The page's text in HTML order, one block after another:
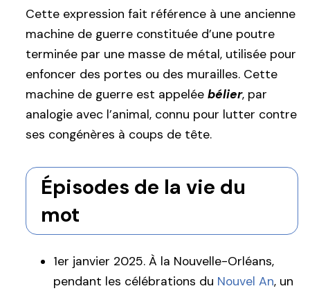
Cette expression fait référence à une ancienne
machine de guerre constituée d’une poutre
terminée par une masse de métal, utilisée pour
enfoncer des portes ou des murailles. Cette
machine de guerre est appelée bélier, par
analogie avec l’animal, connu pour lutter contre
ses congénères à coups de tête.
Épisodes de la vie du
mot
1er janvier 2025. À la Nouvelle-Orléans,
pendant les célébrations du Nouvel An, un